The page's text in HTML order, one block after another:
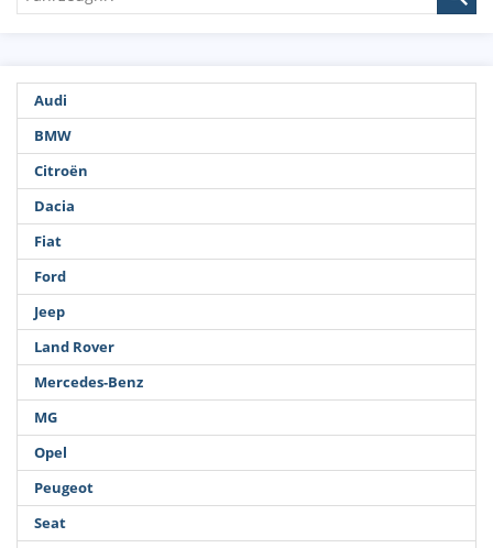
Audi
BMW
Citroën
Dacia
Fiat
Ford
Jeep
Land Rover
Mercedes-Benz
MG
Opel
Peugeot
Seat